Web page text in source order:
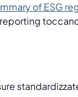
of ESG